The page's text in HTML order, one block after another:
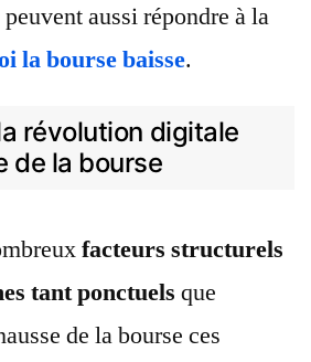
aussi répondre à la
la bourse baisse.
révolution digitale
de la bourse
facteurs structurels
tant ponctuels que
de la bourse ces